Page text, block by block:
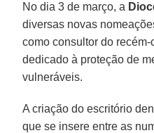
No dia 3 de março, a
diversas novas
como consultor do
dedicado à proteção de
vulneráveis.
A criação do escritório
que se insere entre as